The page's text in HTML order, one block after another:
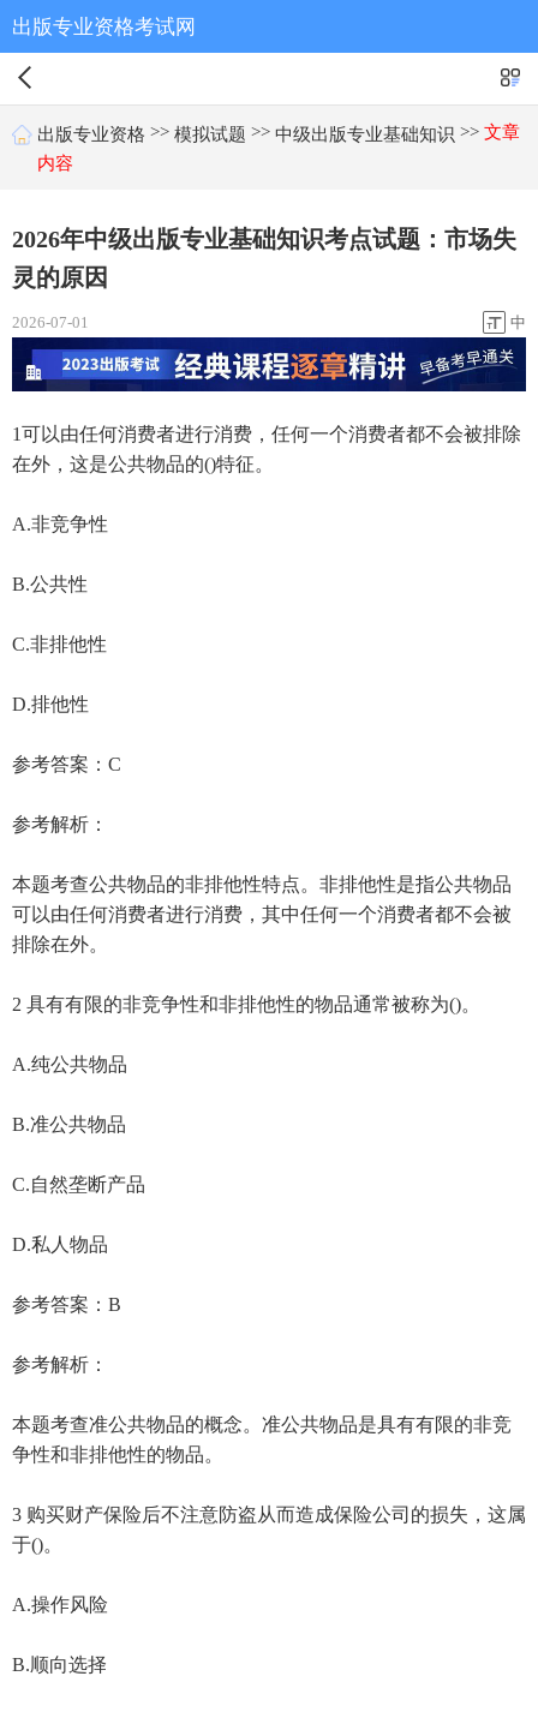
出版专业资格考试网
出版专业资格 >>模拟试题 >>中级出版专业基础知识 >>文章
内容
2026年中级出版专业基础知识考点试题：市场失
灵的原因
2026-07-01 中
1可以由任何消费者进行消费，任何一个消费者都不会被排除
在外，这是公共物品的()特征。
A.非竞争性
B.公共性
C.非排他性
D.排他性
参考答案：C
参考解析：
本题考查公共物品的非排他性特点。非排他性是指公共物品
可以由任何消费者进行消费，其中任何一个消费者都不会被
排除在外。
2 具有有限的非竞争性和非排他性的物品通常被称为()。
A.纯公共物品
B.准公共物品
C.自然垄断产品
D.私人物品
参考答案：B
参考解析：
本题考查准公共物品的概念。准公共物品是具有有限的非竞
争性和非排他性的物品。
3 购买财产保险后不注意防盗从而造成保险公司的损失，这属
于()。
A.操作风险
B.顺向选择